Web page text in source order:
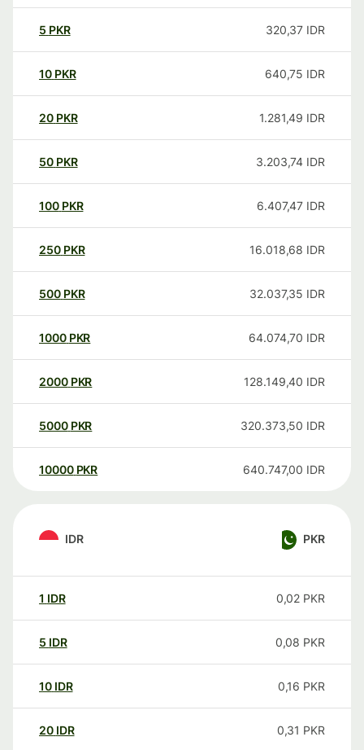
5 PKR 320,37 IDR
10 PKR 640,75 IDR
20 PKR 1.281,49 IDR
50 PKR 3.203,74 IDR
100 PKR 6.407,47 IDR
250 PKR 16.018,68 IDR
500 PKR 32.037,35 IDR
1000 PKR 64.074,70 IDR
2000 PKR 128.149,40 IDR
5000 PKR 320.373,50 IDR
10000 PKR 640.747,00 IDR
IDR PKR
1 IDR 0,02 PKR
5 IDR 0,08 PKR
10 IDR 0,16 PKR
20 IDR 0,31 PKR